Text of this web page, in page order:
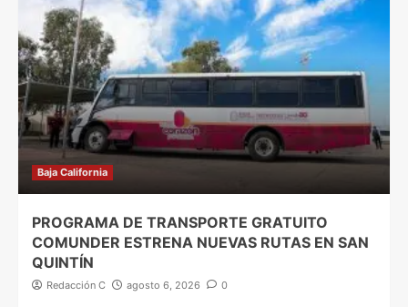
Baja California
PROGRAMA DE TRANSPORTE GRATUITO
COMUNDER ESTRENA NUEVAS RUTAS EN SAN
QUINTÍN
Redacción C agosto 6, 2026 0